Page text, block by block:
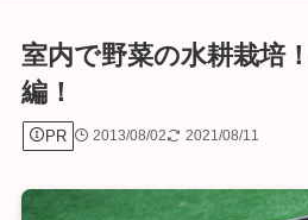
室内で野菜の水耕栽培
編！
PR 2013/08/02 2021/08/11